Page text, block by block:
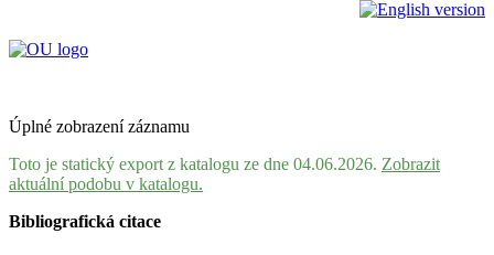
Úplné zobrazení záznamu
Toto je statický export z katalogu ze dne 04.06.2026. Zobrazit
aktuální podobu v katalogu.
Bibliografická citace